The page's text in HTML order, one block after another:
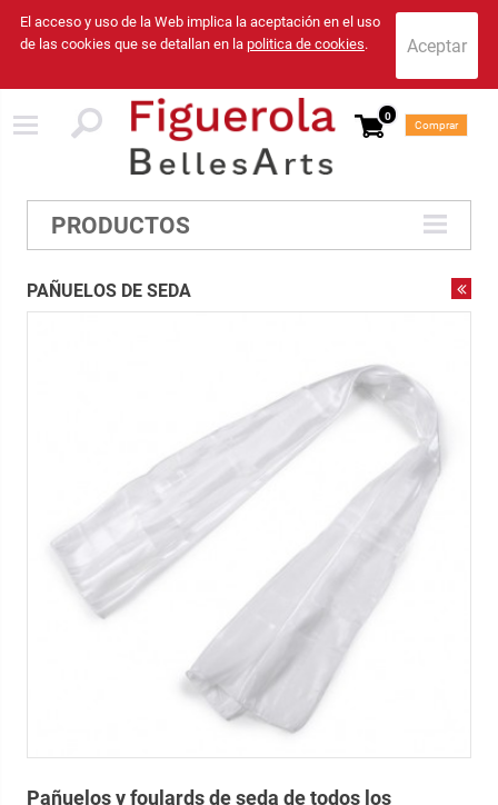
El acceso y uso de la Web implica la aceptación en el uso
de las cookies que se detallan en la politica de cookies.
0
Comprar
PRODUCTOS
PAÑUELOS DE SEDA
Pañuelos y foulards de seda de todos los